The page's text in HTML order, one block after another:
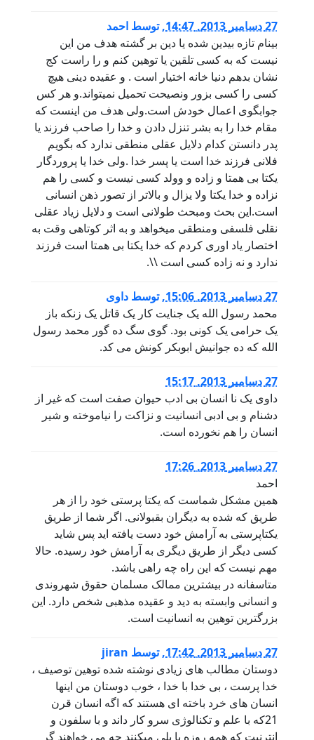
27 دسامبر 2013, 14:47 ,توسط احمد
بینام تازه بیدین شده یا دین بر گشته هدف من این
نیست که به کسی تلقین یا توهین کنم و را راست کج
نشان بدهم دنیا خانه اختیار است . و عقیده دینی هیچ
کسی را کسی بزور ونصیحت تحمیل نمیتواند.و هر کس
جوابگوی اعمال خودش است.ولی هدف من اینست که
مقام خدا را به بشر تنزل دادن و خدا را صاحب فرزند یا
پدر دانستن کدام دلایل عقلی منطقی ندارد که بگویم
فلانی فرزند خدا است یا پسر خدا .ولی خدا یا پروردگار
یکتا بی همتا و زاده و وولد کسی نیست و کسی را هم
نزاده و خدا یکتا ولا یزال و بالاتر از تصور ذهن انسانی
است.این بحث ومبحث طولانی است و دلایل زیاد عقلی
نقلی فلسفی ومنطقی میخواهد و به اثر کوتاهی وقت به
اختصار یاد اوری کردم که خدا یکتا بی همتا است فرزند
ندارد و نه زاده کسی است \\.
27 دسامبر 2013, 15:06 ,توسط داوی
محمد رسول الله یک جنایت کار یک قاتل یک زنکه باز
یک حرامی یک کونی بود. گوی سگ ده گور محمد رسول
الله که ده جوانیش ابوبکر کونش می کد.
27 دسامبر 2013, 15:17
داوی یک نا انسان بی ادب حیوان صفت است که غیر از
دشنام و بی ادبی انسانیت و نزاکت را نیاموخته و شیر
انسان را هم نخورده است.
27 دسامبر 2013, 17:26
احمد
همین مشکل شماست که یکتا پرستی خود را از هر
طریق که شده به دیگران بقبولانی. اگر شما از طریق
یکتاپرستی به آرامش خود دست یافته اید پس شاید
کسی دیگر از طریق دیگری به آرامش خود رسیده. حالا
مهم نیست که این راه چه راهی باشد.
متاسفانه در بیشترین ممالک مسلمان حقوق شهروندی
و انسانی وابسته به دید و عقیده مذهبی شخص دارد. این
بزرگترین توهین به انسانیت است.
27 دسامبر 2013, 17:42 ,توسط jiran
دوستان مطالب های زیادی نوشته شده توهین توصیف ،
خدا پرست ، بی خدا با خدا ، خوب دوستان من اینها
انسان های خرد باخته ای هستند که اگه انسان قرن
21که با علم و تکنالوژی سرو کار داند و با سلفون و
انترنیت که همه روزه با پلی میکنند چه می خواهند گر